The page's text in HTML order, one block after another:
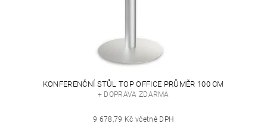
KONFERENČNÍ STŮL TOP OFFICE PRŮMĚR 100 CM
+ DOPRAVA ZDARMA
9 678,79 Kč včetně DPH